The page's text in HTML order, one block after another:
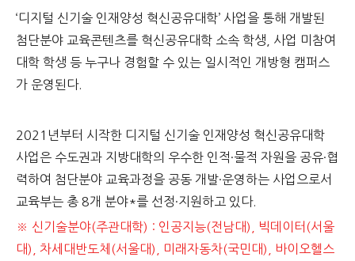
‘디지털 신기술 인재양성 혁신공유대학’ 사업을 통해 개발된
첨단분야 교육콘텐츠를 혁신공유대학 소속 학생, 사업 미참여
대학 학생 등 누구나 경험할 수 있는 일시적인 개방형 캠퍼스
가 운영된다.
2021년부터 시작한 디지털 신기술 인재양성 혁신공유대학
사업은 수도권과 지방대학의 우수한 인적·물적 자원을 공유·협
력하여 첨단분야 교육과정을 공동 개발·운영하는 사업으로서
교육부는 총 8개 분야*를 선정·지원하고 있다.
※ 신기술분야(주관대학) : 인공지능(전남대), 빅데이터(서울
대), 차세대반도체(서울대), 미래자동차(국민대), 바이오헬스